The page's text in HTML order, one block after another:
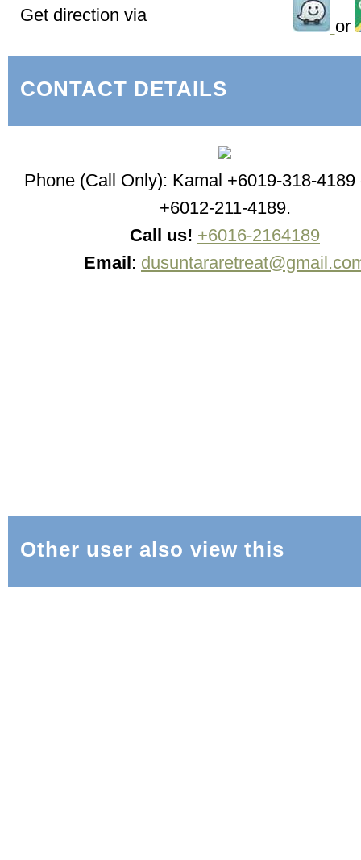
Get direction via
or
CONTACT DETAILS
Phone (Call Only): Kamal +6019-318-4189
+6012-211-4189.
Call us! +6016-2164189
Email:
Other user also view this